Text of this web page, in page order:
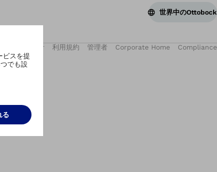
世界中のOttobock
情報保護方針 利用規約 管理者 Corporate Home Compliance